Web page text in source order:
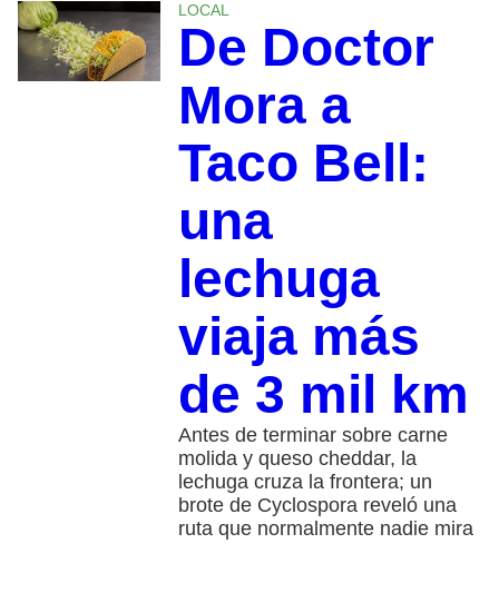
LOCAL
De Doctor
Mora a
Taco Bell:
una
lechuga
viaja más
de 3 mil km
Antes de terminar sobre carne
molida y queso cheddar, la
lechuga cruza la frontera; un
brote de Cyclospora reveló una
ruta que normalmente nadie mira